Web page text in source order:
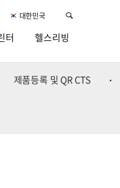
대한민국
터 헬스리빙
건강
제품등록 및 QR CTS